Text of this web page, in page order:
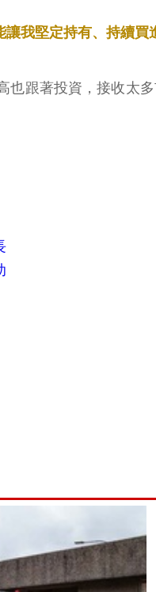
我堅定持有、持續買
跟著投資，接收太